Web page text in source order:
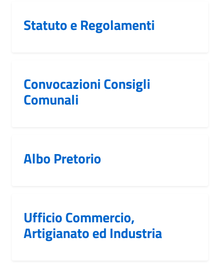
Statuto e Regolamenti
Convocazioni Consigli
Comunali
Albo Pretorio
Ufficio Commercio,
Artigianato ed Industria